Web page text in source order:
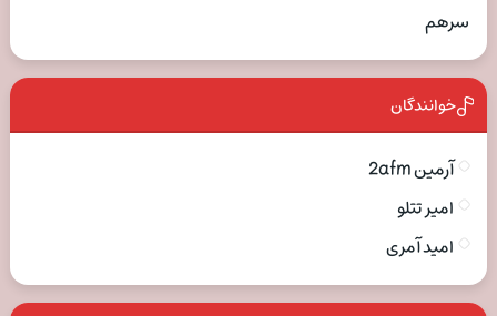
سرهم
خوانندگان
آرمین 2afm
امیر تتلو
امید آمری